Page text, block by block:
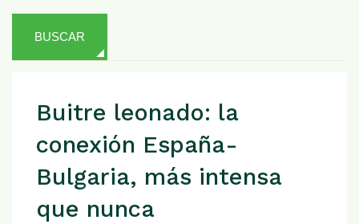
BUSCAR
Buitre leonado: la
conexión España-
Bulgaria, más intensa
que nunca